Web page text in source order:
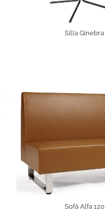
Silla Ginebra
Sofá Alfa 120